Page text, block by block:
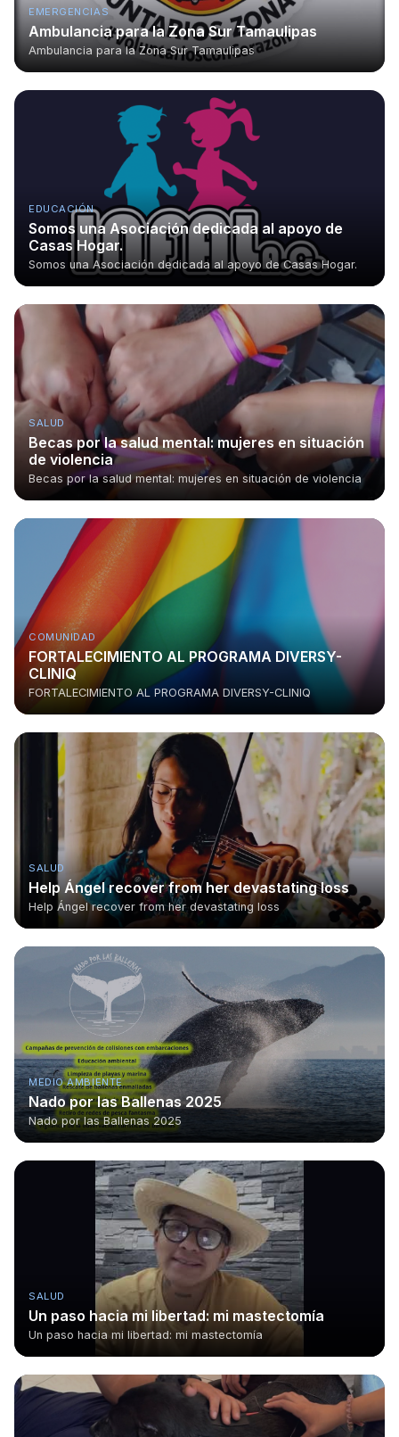
EMERGENCIAS
Ambulancia para la Zona Sur Tamaulipas
Ambulancia para la Zona Sur Tamaulipas
EDUCACIÓN
Somos una Asociación dedicada al apoyo de
Casas Hogar.
Somos una Asociación dedicada al apoyo de Casas Hogar.
SALUD
Becas por la salud mental: mujeres en situación
de violencia
Becas por la salud mental: mujeres en situación de violencia
COMUNIDAD
FORTALECIMIENTO AL PROGRAMA DIVERSY-
CLINIQ
FORTALECIMIENTO AL PROGRAMA DIVERSY-CLINIQ
SALUD
Help Ángel recover from her devastating loss
Help Ángel recover from her devastating loss
MEDIO AMBIENTE
Nado por las Ballenas 2025
Nado por las Ballenas 2025
SALUD
Un paso hacia mi libertad: mi mastectomía
Un paso hacia mi libertad: mi mastectomía